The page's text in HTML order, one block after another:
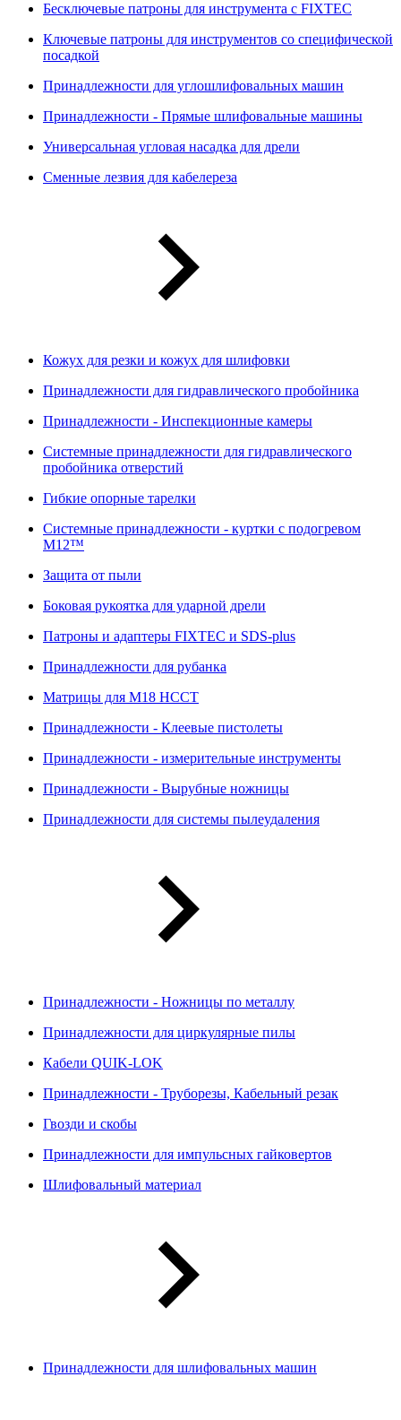
Бесключевые патроны для инструмента с FIXTEC
Ключевые патроны для инструментов со специфической
посадкой
Принадлежности для углошлифовальных машин
Принадлежности - Прямые шлифовальные машины
Универсальная угловая насадка для дрели
Сменные лезвия для кабелереза
Кожух для резки и кожух для шлифовки
Принадлежности для гидравлического пробойника
Принадлежности - Инспекционные камеры
Системные принадлежности для гидравлического
пробойника отверстий
Гибкие опорные тарелки
Системные принадлежности - куртки с подогревом
M12™
Защита от пыли
Боковая рукоятка для ударной дрели
Патроны и адаптеры FIXTEC и SDS-plus
Принадлежности для рубанка
Матрицы для M18 HCCT
Принадлежности - Клеевые пистолеты
Принадлежности - измерительные инструменты
Принадлежности - Вырубные ножницы
Принадлежности для системы пылеудаления
Принадлежности - Ножницы по металлу
Принадлежности для циркулярные пилы
Кабели QUIK-LOK
Принадлежности - Труборезы, Кабельный резак
Гвозди и скобы
Принадлежности для импульсных гайковертов
Шлифовальный материал
Принадлежности для шлифовальных машин